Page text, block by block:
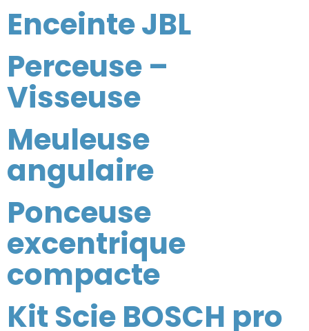
Enceinte JBL
Perceuse –
Visseuse
Meuleuse
angulaire
Ponceuse
excentrique
compacte
Kit Scie BOSCH pro